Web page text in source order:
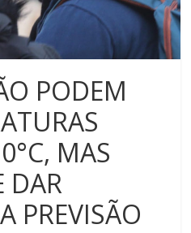
PODEM
MAS
DAR
PREVISÃO